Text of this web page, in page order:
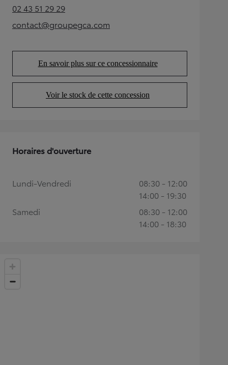
02 43 51 29 29(Opens in new tab)
contact@groupegca.com
(Opens in new tab)
En savoir plus sur ce concessionnaire
(Opens in new tab)
Voir le stock de cette concession
(Opens in new tab)
Horaires d'ouverture
Lundi-Vendredi
08:30 - 12:00
14:00 - 19:30
Samedi
08:30 - 12:00
14:00 - 18:30